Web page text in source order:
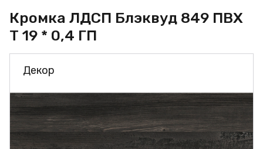
Кромка ЛДСП Блэквуд 849 ПВХ
Т 19 * 0,4 ГП
Декор